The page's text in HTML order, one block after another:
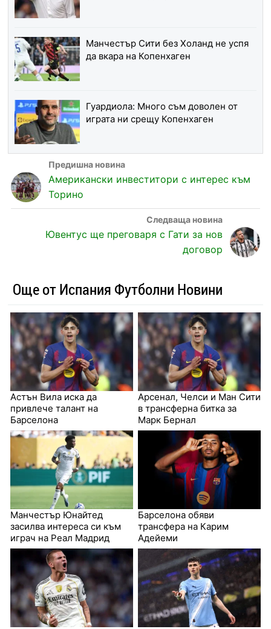
Манчестър Сити без Холанд не успя
да вкара на Копенхаген
Гуардиола: Много съм доволен от
играта ни срещу Копенхаген
Американски инвеститори с интерес към
Торино
Ювентус ще преговаря с Гати за нов
договор
Още от Испания Футболни Новини
Астън Вила иска да
привлече талант на
Барселона
Арсенал, Челси и Ман Сити
в трансферна битка за
Марк Бернал
Манчестър Юнайтед
засилва интереса си към
играч на Реал Мадрид
Барселона обяви
трансфера на Карим
Адейеми